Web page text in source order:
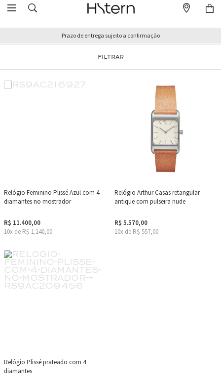
Prazo de entrega sujeito a confirmação
FILTRAR
Relógio Feminino Plissé Azul com 4
diamantes no mostrador
R$ 11.400,00
10x de R$ 1.140,00
Relógio Arthur Casas retangular
antique com pulseira nude
R$ 5.570,00
10x de R$ 557,00
Relógio Plissé prateado com 4
diamantes